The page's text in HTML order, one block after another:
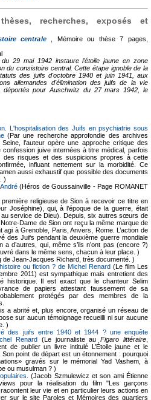
recherches, exposés et
centrale, Mémoire ou thèse
7 pages,
29 mai 1942 instaure l'étoile jaune en zone
du consistoire central. Cette étape ignoble de la
des juifs d'octobre 1940 et juin 1941, aux
allemandes d'élimination des juifs de la vie
pour Auschwitz du 27 mars 1942, le
L'hospitalisation des Juifs en psychiatrie sous
(Par une recherche approfondie des archives
l'auteur opère une approche critique des
juive internées à titre médical, parfois
des risques et des suspicions propres à cette
influant nettement sur la morbidité. Ce
aussi exhaustif que possible des documents
)
(Héros de Goussainville - Page ROMANET
première religieuse de Sion à recevoir ce titre en
Joséphine), qui, à l’époque de la guerre, était
service de Dieu). Depuis, six autres sœurs de
Dame de Sion ont reçu la même marque de
à Grenoble, Paris, Anvers, Rome. L’action de
des Juifs pendant la deuxième guerre mondiale
d’autres, qui, même s’ils n’ont pas (encore ?)
dans le même sens, chacun à leur place. )
de Jean-Jacques Richard, très documenté. )
ou fiction ? de Michel Renard (Le film Les
2011) est sympathique mais entretient des
historique. Il est exact que le chanteur Selim
de papiers attestant faussement de sa
protégés par des membres de la
a abrité et, plus encore, organisé un réseau de
sur aucun témoignage recueilli ni sur aucune
)
des juifs entre 1940 et 1944 ? une enquête
Renard(Le journaliste auFigaro littéraire
de publier un livre intitulé L’Étoile jaune et le
point de départ est un étonnement : pourquoi
gravés sur le mémorial Yad Vashem, à
ou musulman ? )
(Jacob Szmulewicz et son ami Étienne
pour la réalisation du film "Les garçons
leur vie et en particulier leurs actions en
sur le site Paroles et Mémoires des quartiers